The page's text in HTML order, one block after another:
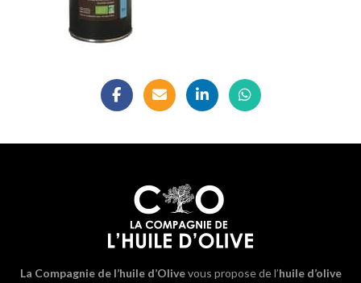
La Compagnie de l’huile d’Olivevous propose de l’huile d’olive